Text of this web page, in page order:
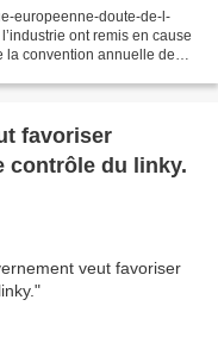
europeenne-doute-de-l-
ont remis en cause
la convention annuelle de
favoriser
contrôle du linky.